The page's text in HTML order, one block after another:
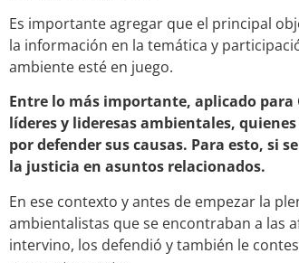
Es importante agregar que el principal
la información en la temática y
ambiente esté en juego.
Entre lo más importante, aplicado
líderes y lideresas ambientales,
por defender sus causas. Para esto, si
la justicia en asuntos relacionados.
En ese contexto y antes de empezar la
ambientalistas que se encontraban a las
intervino, los defendió y también le